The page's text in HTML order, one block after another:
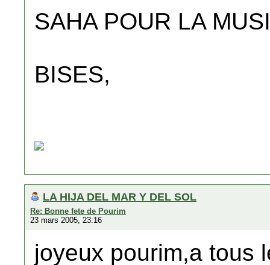
SAHA POUR LA
BISES,
LA HIJA DEL MAR Y DEL SOL
Re: Bonne fete de Pourim
23 mars 2005, 23:16
joyeux pourim,a tous